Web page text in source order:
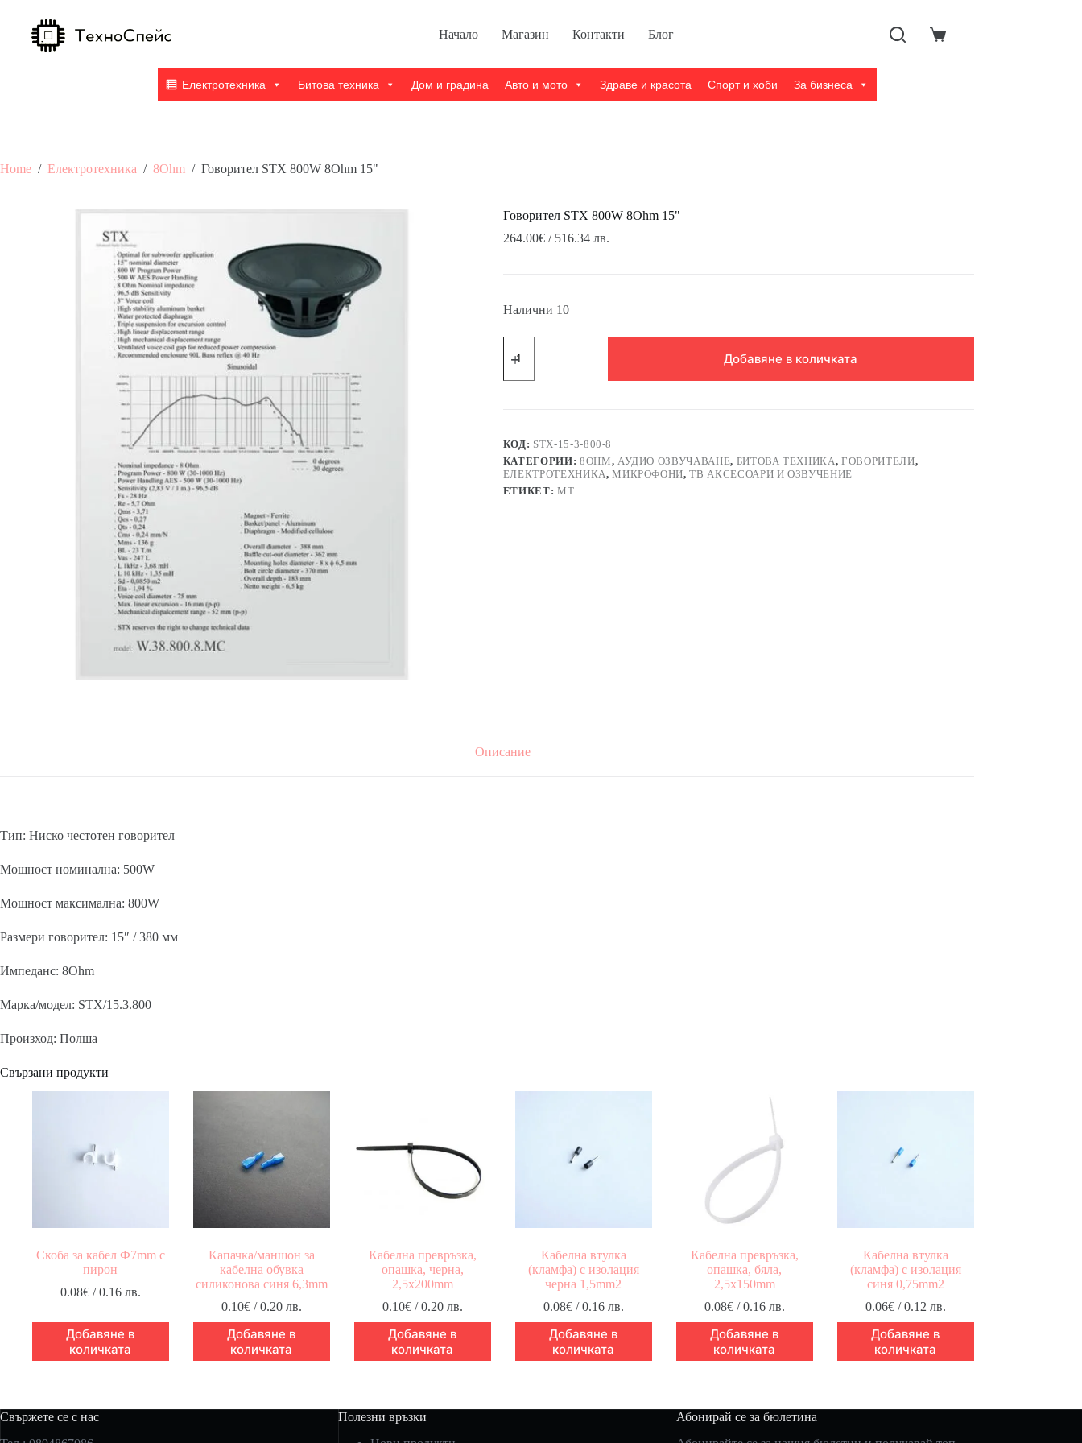
content
Начало Магазин Контакти Блог
Shopping
Електротехника Битова техника Дом и градина Авто и мото Здраве и красота Спорт и хоби За бизнеса
Home / Електротехника / 8Ohm / Говорител STX 800W 8Ohm 15"
Говорител STX 800W 8Ohm 15"
264.00€/ 516.34 лв.
Налични 10
STX
Добавяне в количката
КОД: STX-15-3-800-8
КАТЕГОРИИ: 8OHM, АУДИО ОЗВУЧАВАНЕ, БИТОВА ТЕХНИКА,ГОВОРИТЕЛИ,
ЕЛЕКТРОТЕХНИКА,МИКРОФОНИ,ТВ АКСЕСОАРИ И ОЗВУЧЕНИЕ
ЕТИКЕТ: MT
Описание
Тип: Ниско честотен говорител
Мощност номинална: 500W
Мощност максимална: 800W
Размери говорител: 15″ / 380 мм
Импеданс: 8Ohm
Марка/модел: STX/15.3.800
Произход: Полша
Свързани продукти
Скоба за кабел Ф7mm с
пирон
0.08€/ 0.16 лв.
Добавяне в
количката
Капачка/маншон за
кабелна обувка
силиконова синя 6,3mm
0.10€/ 0.20 лв.
Добавяне в
количката
Кабелна превръзка,
опашка, черна,
2,5x200mm
0.10€/ 0.20 лв.
Добавяне в
количката
Кабелна втулка
(кламфа) с изолация
черна 1,5mm2
0.08€/ 0.16 лв.
Добавяне в
количката
Кабелна превръзка,
опашка, бяла,
2,5x150mm
0.08€/ 0.16 лв.
Добавяне в
количката
Кабелна втулка
(кламфа) с изолация
синя 0,75mm2
0.06€/ 0.12 лв.
Добавяне в
количката
Свържете се с нас
Полезни връзки
Абонирай се за бюлетина